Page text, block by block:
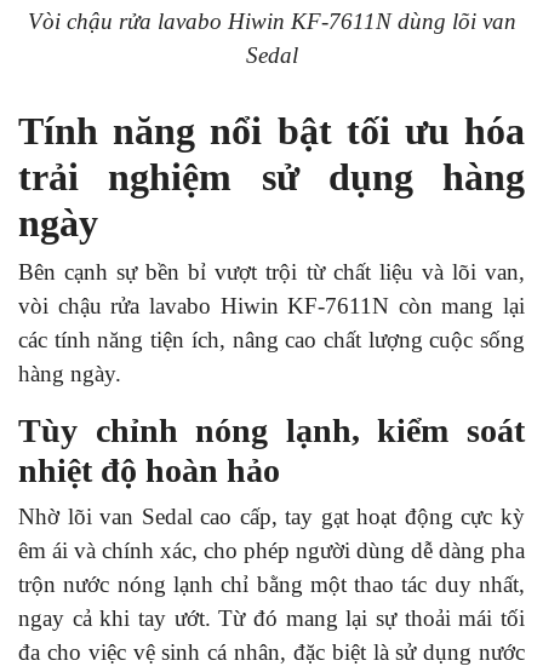
Vòi chậu rửa lavabo Hiwin KF-7611N dùng lõi van
Sedal
Tính năng nổi bật tối ưu hóa
trải nghiệm sử dụng hàng
ngày
Bên cạnh sự bền bỉ vượt trội từ chất liệu và lõi van,
vòi chậu rửa lavabo Hiwin KF-7611N còn mang lại
các tính năng tiện ích, nâng cao chất lượng cuộc sống
hàng ngày.
Tùy chỉnh nóng lạnh, kiểm soát
nhiệt độ hoàn hảo
Nhờ lõi van Sedal cao cấp, tay gạt hoạt động cực kỳ
êm ái và chính xác, cho phép người dùng dễ dàng pha
trộn nước nóng lạnh chỉ bằng một thao tác duy nhất,
ngay cả khi tay ướt. Từ đó mang lại sự thoải mái tối
đa cho việc vệ sinh cá nhân, đặc biệt là sử dụng nước